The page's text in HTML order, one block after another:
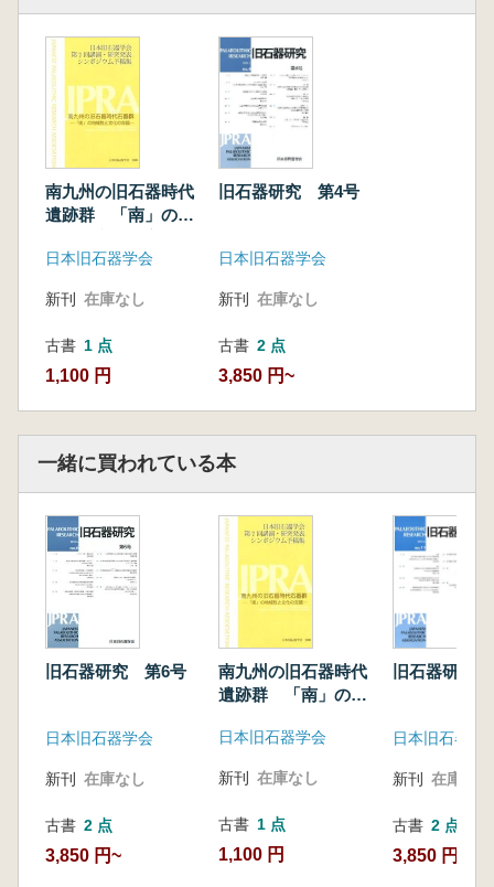
147 日本旧石器時代(先土器・岩宿)遺跡データ
ベース作成事業の中間報告 データベース委員
153 第4回日本旧石器学会 講演・研究発表・
シンポジウム「旧石器時代の狩猟を考える」
出穂雅実
南九州の旧石器時代
遺跡群 「南」の地
日本旧石器学会
新刊 在庫なし
古書 1 点
1,100 円
旧石器研究 第4号
日本旧石器学会
新刊 在庫なし
古書 2 点
3,850 円~
一緒に買われている本
旧石器研究 第6号
日本旧石器学会
新刊 在庫なし
古書 2 点
3,850 円~
南九州の旧石器時代
遺跡群 「南」の地
日本旧石器学会
新刊 在庫なし
古書 1 点
1,100 円
旧石器研究
日本旧石器学
新刊 在庫なし
古書 2 点
3,850 円~